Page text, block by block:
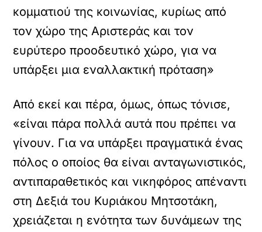
κομματιού της κοινωνίας, κυρίως από
τον χώρο της Αριστεράς και τον
ευρύτερο προοδευτικό χώρο, για να
υπάρξει μια εναλλακτική πρόταση»
Από εκεί και πέρα, όμως, όπως τόνισε,
«είναι πάρα πολλά αυτά που πρέπει να
γίνουν. Για να υπάρξει πραγματικά ένας
πόλος ο οποίος θα είναι ανταγωνιστικός,
αντιπαραθετικός και νικηφόρος απέναντι
στη Δεξιά του Κυριάκου Μητσοτάκη,
χρειάζεται η ενότητα των δυνάμεων της